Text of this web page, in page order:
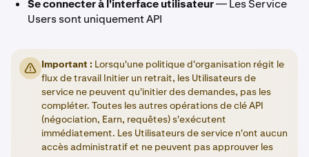
Se connecter à l'interface utilisateur— Les Service
Users sont uniquement API
Important : Lorsqu'une politique d'organisation régit le
flux de travail Initier un retrait, les Utilisateurs de
service ne peuvent qu'initier des demandes, pas les
compléter. Toutes les autres opérations de clé API
(négociation, Earn, requêtes) s'exécutent
immédiatement. Les Utilisateurs de service n'ont aucun
accès administratif et ne peuvent pas approuver les